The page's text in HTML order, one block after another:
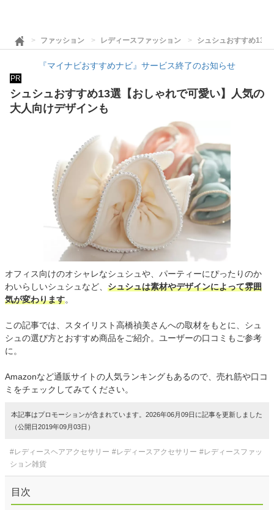
ファッション レディースファッション シュシュおすすめ13
『マイナビおすすめナビ』サービス終了のお知らせ
PR
シュシュおすすめ13選【おしゃれで可愛い】人気の
大人向けデザインも
オフィス向けのオシャレなシュシュや、パーティーにぴったりのか
わいらしいシュシュなど、 シュシュは素材やデザインによって雰囲
気が変わります。
この記事では、スタイリスト高橋禎美さんへの取材をもとに、シュ
シュの選び方とおすすめ商品をご紹介。ユーザーの口コミもご参考
に。
Amazonなど通販サイトの人気ランキングもあるので、売れ筋や口コ
ミをチェックしてみてください。
本記事はプロモーションが含まれています。2026年06月09日に記事を更新しました
（公開日2019年09月03日）
#レディースヘアアクセサリー #レディースアクセサリー #レディースファッ
ション雑貨
目次